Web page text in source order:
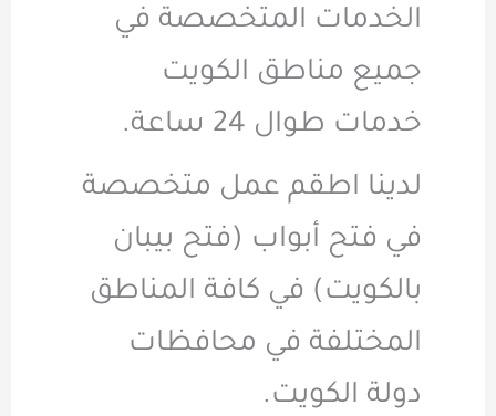
الخدمات المتخصصة في
جميع مناطق الكويت
خدمات طوال 24 ساعة.
لدينا اطقم عمل متخصصة
في فتح أبواب (فتح بيبان
بالكويت) في كافة المناطق
المختلفة في محافظات
دولة الكويت.